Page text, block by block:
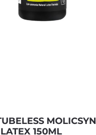
MOLICSYN
150ML